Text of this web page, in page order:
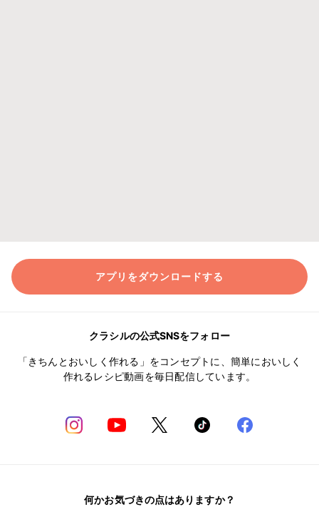
アプリをダウンロードする
クラシルの公式SNSをフォロー
「きちんとおいしく作れる」をコンセプトに、簡単においしく
作れるレシピ動画を毎日配信しています。
何かお気づきの点はありますか？